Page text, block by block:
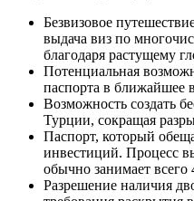
Безвизовое
выдача виз по
благодаря растущему
Потенциальная
паспорта в ближайшее
Возможность создать
Турции, сокращая
Паспорт, который
инвестиций. Процесс
обычно занимает всего
Разрешение наличия